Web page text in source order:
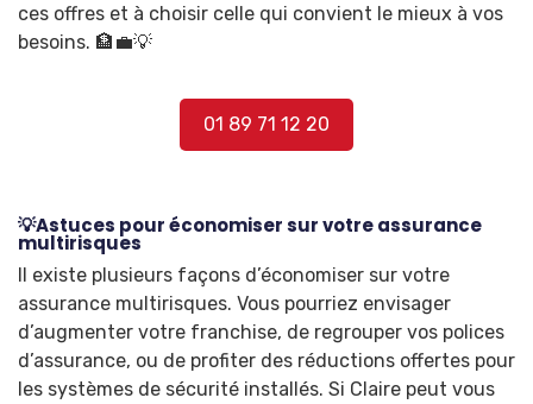
ces offres et à choisir celle qui convient le mieux à vos
besoins. 🏦💼💡
01 89 71 12 20
💡Astuces pour économiser sur votre assurance
multirisques
Il existe plusieurs façons d’économiser sur votre
assurance multirisques. Vous pourriez envisager
d’augmenter votre franchise, de regrouper vos polices
d’assurance, ou de profiter des réductions offertes pour
les systèmes de sécurité installés. Si Claire peut vous